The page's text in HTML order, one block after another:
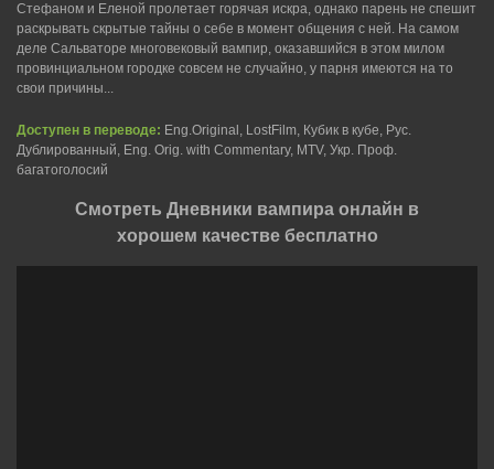
Стефаном и Еленой пролетает горячая искра, однако парень не спешит
раскрывать скрытые тайны о себе в момент общения с ней. На самом
деле Сальваторе многовековый вампир, оказавшийся в этом милом
провинциальном городке совсем не случайно, у парня имеются на то
свои причины...
Доступен в переводе: Eng.Original, LostFilm, Кубик в кубе, Рус.
Дублированный, Eng. Orig. with Commentary, MTV, Укр. Проф.
багатоголосий
Смотреть Дневники вампира онлайн в
хорошем качестве бесплатно